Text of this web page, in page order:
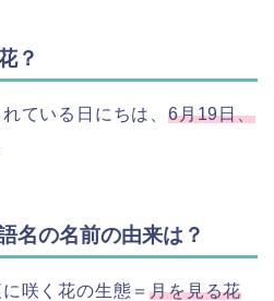
？
ている日にちは、6月19日、
名の名前の由来は？
咲く花の生態＝月を見る花